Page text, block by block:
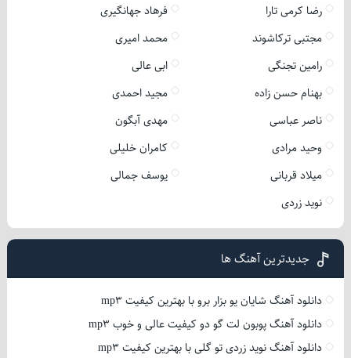
رضا کرمی تارا
فرهاد جهانگیری
مجتبی ترکاشوند
محمد امیری
رامین تجنگی
ابی عالی
بهنام حسن زاده
مجید احمدی
ناصر عباسی
مهدی آبگون
وحید مرادی
کامران خلیلی
میلاد قربانی
یوسف جمالی
نوید زردی
جدیدترین آهنگ ها
دانلود آهنگ شایان یو بزار برو با بهترین کیفیت mp3
دانلود آهنگ پوبون لت گو دو کیفیت عالی و خوب mp3
دانلود آهنگ نوید زردی تو گلی با بهترین کیفیت mp3